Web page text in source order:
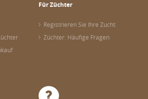
Für Züchter
Registrieren Sie Ihre Zucht
Züchter: Häufige Fragen